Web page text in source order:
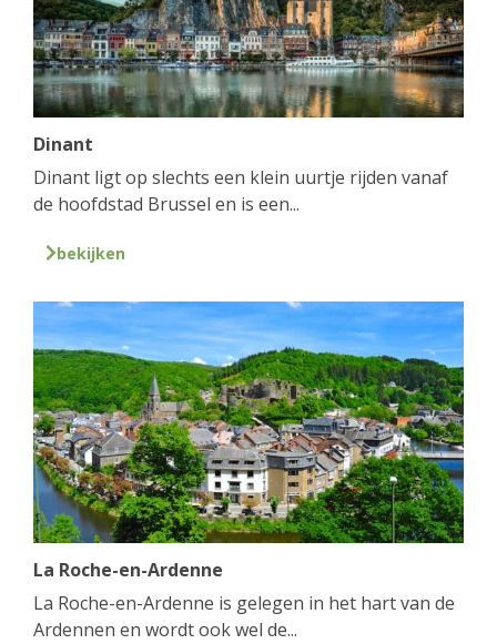
Dinant
Dinant ligt op slechts een klein uurtje rijden vanaf
de hoofdstad Brussel en is een...
bekijken
La Roche-en-Ardenne
La Roche-en-Ardenne is gelegen in het hart van de
Ardennen en wordt ook wel de...